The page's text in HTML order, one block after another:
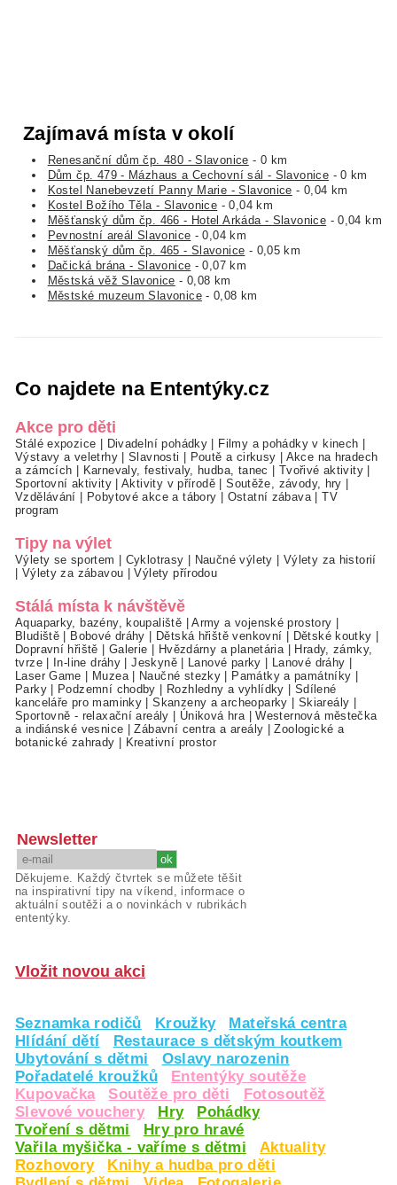
Zajímavá místa v okolí
Renesanční dům čp. 480 - Slavonice - 0 km
Dům čp. 479 - Mázhaus a Cechovní sál - Slavonice - 0 km
Kostel Nanebevzetí Panny Marie - Slavonice - 0,04 km
Kostel Božího Těla - Slavonice - 0,04 km
Měšťanský dům čp. 466 - Hotel Arkáda - Slavonice - 0,04 km
Pevnostní areál Slavonice - 0,04 km
Měšťanský dům čp. 465 - Slavonice - 0,05 km
Dačická brána - Slavonice - 0,07 km
Městská věž Slavonice - 0,08 km
Městské muzeum Slavonice- 0,08 km
Co najdete na Ententýky.cz
Akce pro děti
Stálé expozice Divadelní pohádky Filmy a pohádky v kinech
Výstavy a veletrhy|Slavnosti Poutě a cirkusy
Akce na hradech
a zámcích
Karnevaly, festivaly, hudba, tanec Tvořivé aktivity
Sportovní aktivity|Aktivity v přírodě |Soutěže, závody, hry
Vzdělávání
Pobytové akce a tábory Ostatní zábava|TV
program
Tipy na výlet
Výlety se sportem Cyklotrasy Naučné výlety
Výlety za historií
Výlety za zábavou |Výlety přírodou
Stálá místa k návštěvě
Aquaparky, bazény, koupaliště |Army a vojenské prostory
Bludiště
Bobové dráhy Dětská hřiště venkovní Dětské koutky
Dopravní hřiště
Galerie Hvězdárny a planetária|
Hrady, zámky,
tvrze| In-line dráhy |Jeskyně| Lanové parky Lanové dráhy
Laser Game
Muzea| Naučné stezky Památky a památníky
Parky| Podzemní chodby Rozhledny a vyhlídky
Sdílené
kanceláře pro maminky |Skanzeny a archeoparky Skiareály
Sportovně - relaxační areály
Úniková hra|Westernová městečka
a indiánské vesnice |Zábavní centra a areály |Zoologické a
botanické zahrady
Kreativní prostor
Newsletter
Děkujeme. Každý čtvrtek se můžete těšit
na inspirativní tipy na víkend, informace o
aktuální soutěži a o novinkách v rubrikách
ententýky.
Vložit novou akci
Seznamka rodičů Kroužky
Mateřská centra
Hlídání dětí
Restaurace s dětským koutkem
Ubytování s dětmi
Oslavy narozenin
Pořadatelé kroužků
Ententýky soutěže
Kupovačka
Soutěže pro děti
Fotosoutěž
Slevové vouchery
Hry
Pohádky
Tvoření s dětmi
Hry pro hravé
Vařila myšička - vaříme s dětmi
Aktuality
Rozhovory
Knihy a hudba pro děti